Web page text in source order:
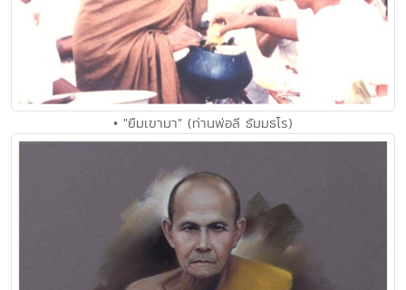
• "ยืมเขามา" (ท่านพ่อลี ธัมมธโร)